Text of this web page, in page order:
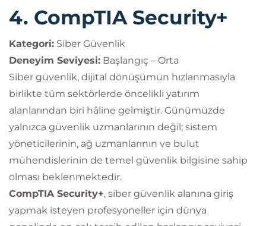
4. CompTIA Security+
Kategori: Siber Güvenlik
Deneyim Seviyesi: Başlangıç – Orta
Siber güvenlik, dijital dönüşümün hızlanmasıyla
birlikte tüm sektörlerde öncelikli yatırım
alanlarından biri hâline gelmiştir. Günümüzde
yalnızca güvenlik uzmanlarının değil; sistem
yöneticilerinin, ağ uzmanlarının ve bulut
mühendislerinin de temel güvenlik bilgisine sahip
olması beklenmektedir.
CompTIA Security+, siber güvenlik alanına giriş
yapmak isteyen profesyoneller için dünya